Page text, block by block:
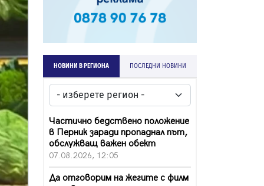
НОВИНИ В РЕГИОНА ПОСЛЕДНИ НОВИНИ
Частично бедствено положение
в Перник заради пропаднал път,
обслужващ важен обект
07.08.2026, 12:05
Да отговорим на жегите с филм